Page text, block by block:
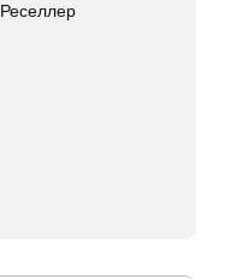
Реселлер